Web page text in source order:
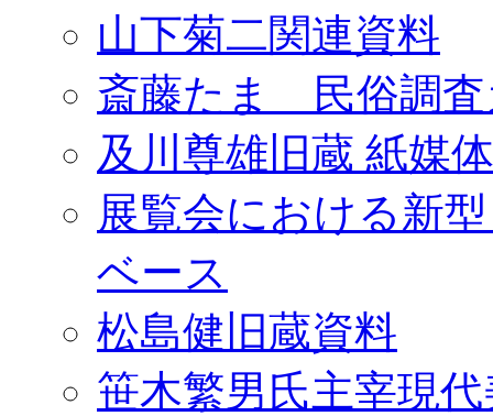
山下菊二関連資料
斎藤たま 民俗調査
及川尊雄旧蔵 紙媒
展覧会における新
ベース
松島健旧蔵資料
笹木繁男氏主宰現